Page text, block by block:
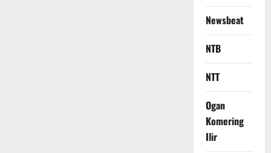
Newsbeat
NTB
NTT
Ogan
Komering
Ilir